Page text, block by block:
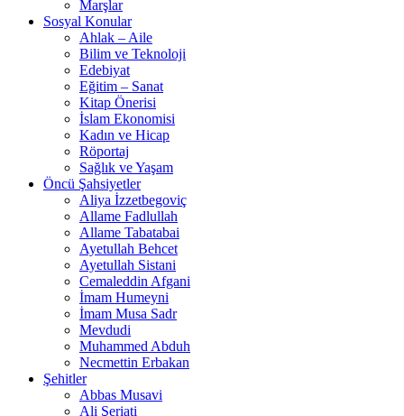
Marşlar
Sosyal Konular
Ahlak – Aile
Bilim ve Teknoloji
Edebiyat
Eğitim – Sanat
Kitap Önerisi
İslam Ekonomisi
Kadın ve Hicap
Röportaj
Sağlık ve Yaşam
Öncü Şahsiyetler
Aliya İzzetbegoviç
Allame Fadlullah
Allame Tabatabai
Ayetullah Behcet
Ayetullah Sistani
Cemaleddin Afgani
İmam Humeyni
İmam Musa Sadr
Mevdudi
Muhammed Abduh
Necmettin Erbakan
Şehitler
Abbas Musavi
Ali Şeriati